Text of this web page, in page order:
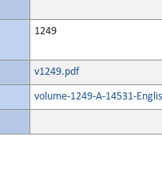
1249
v1249.pdf
volume-1249-A-14531-